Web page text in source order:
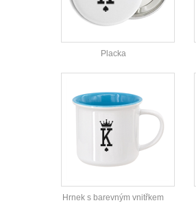
Placka
Hrnek s barevným vnitřkem